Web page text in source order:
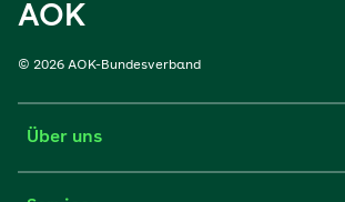
AOK
© 2026 AOK-Bundesverband
Über uns